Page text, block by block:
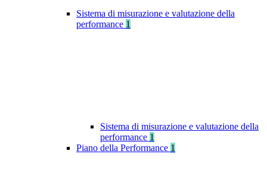
Sistema di misurazione e valutazione della
performance 1
Sistema di misurazione e valutazione della
performance 1
Piano della Performance 1